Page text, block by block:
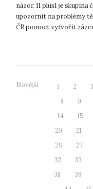
názor. 11 plus1 je
upozornit na problémy
ČR pomoct vytvořit
Novější 1 2 3
8
9
14
15
20
21
26
27
32
33
38
39